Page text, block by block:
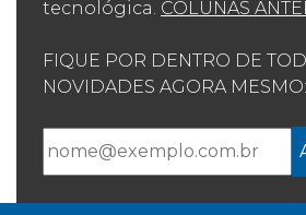
tecnológica. COLUNAS
FIQUE POR DENTRO DE
NOVIDADES AGORA MESMO: